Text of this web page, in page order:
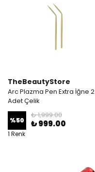
TheBeautyStore
Arc Plazma Pen Extra İğne 2
Adet Çelik
%50
₺ 1,999.00
₺ 999.00
1 Renk